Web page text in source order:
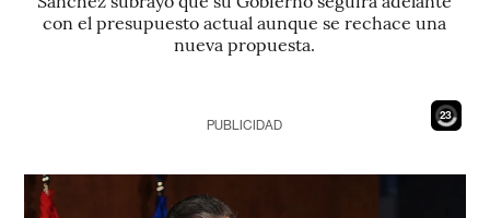
con el presupuesto actual aunque se rechace una
nueva propuesta.
21
PUBLICIDAD